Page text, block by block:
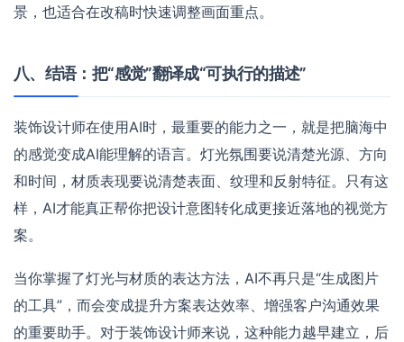
景，也适合在改稿时快速调整画面重点。
八、结语：把“感觉”翻译成“可执行的描述”
装饰设计师在使用AI时，最重要的能力之一，就是把脑海中
的感觉变成AI能理解的语言。灯光氛围要说清楚光源、方向
和时间，材质表现要说清楚表面、纹理和反射特征。只有这
样，AI才能真正帮你把设计意图转化成更接近落地的视觉方
案。
当你掌握了灯光与材质的表达方法，AI不再只是“生成图片
的工具”，而会变成提升方案表达效率、增强客户沟通效果
的重要助手。对于装饰设计师来说，这种能力越早建立，后